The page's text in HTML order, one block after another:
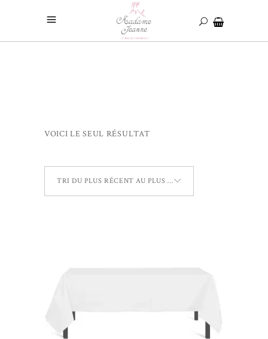
VOICI LE SEUL RÉSULTAT
TRI DU PLUS RÉCENT AU PLUS ANCIEN